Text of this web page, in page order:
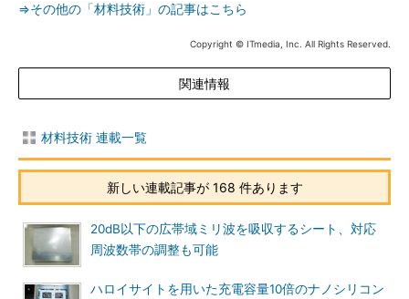
⇒その他の「材料技術」の記事はこちら
Copyright © ITmedia, Inc. All Rights Reserved.
関連情報
材料技術 連載一覧
新しい連載記事が 168 件あります
20dB以下の広帯域ミリ波を吸収するシート、対応
周波数帯の調整も可能
ハロイサイトを用いた充電容量10倍のナノシリコン